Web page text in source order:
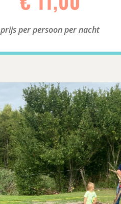
prijs per persoon per nacht